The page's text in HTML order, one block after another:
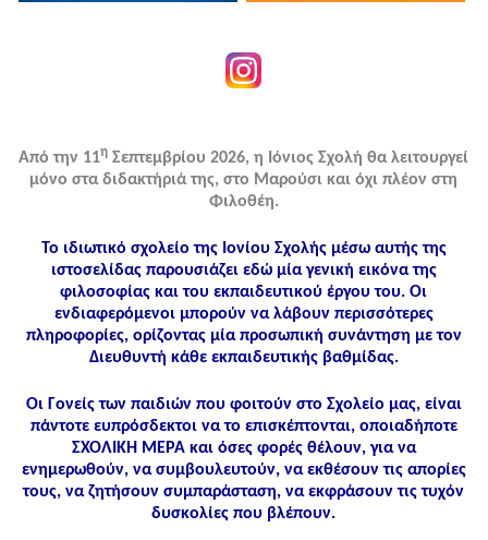
Από την 11η Σεπτεμβρίου 2026, η Ιόνιος Σχολή θα λειτουργεί
μόνο στα διδακτήριά της, στο Μαρούσι και όχι πλέον στη
Φιλοθέη.
Το ιδιωτικό σχολείο της Ιονίου Σχολής μέσω αυτής της
ιστοσελίδας παρουσιάζει εδώ μία γενική εικόνα της
φιλοσοφίας και του εκπαιδευτικού έργου του. Οι
ενδιαφερόμενοι μπορούν να λάβουν περισσότερες
πληροφορίες, ορίζοντας μία προσωπική συνάντηση με τον
Διευθυντή κάθε εκπαιδευτικής βαθμίδας.
Οι Γονείς των παιδιών που φοιτούν στο Σχολείο μας, είναι
πάντοτε ευπρόσδεκτοι να το επισκέπτονται, οποιαδήποτε
ΣΧΟΛΙΚΗ ΜΕΡΑ και όσες φορές θέλουν, για να
ενημερωθούν, να συμβουλευτούν, να εκθέσουν τις απορίες
τους, να ζητήσουν συμπαράσταση, να εκφράσουν τις τυχόν
δυσκολίες που βλέπουν.